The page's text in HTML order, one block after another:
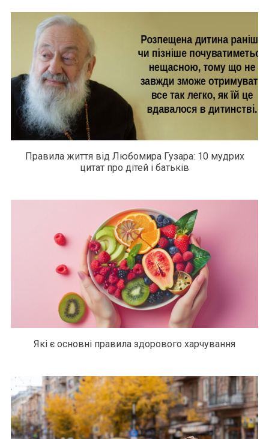
Правила життя від Любомира Гузара: 10 мудрих
цитат про дітей і батьків
Які є основні правила здорового харчування